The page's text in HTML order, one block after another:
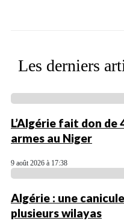
Les derniers
L’Algérie fait don
armes au Niger
9 août 2026 à 17:38
Algérie : une
plusieurs wilayas